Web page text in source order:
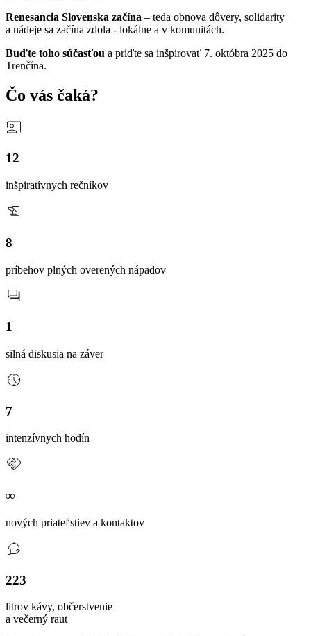
Renesancia Slovenska začína – teda obnova dôvery, solidarity
a nádeje sa začína zdola - lokálne a v komunitách.
Buďte toho súčasťou a príďte sa inšpirovať 7. októbra 2025 do
Trenčína.
Čo vás čaká?
12
inšpiratívnych rečníkov
8
príbehov plných overených nápadov
1
silná diskusia na záver
7
intenzívnych hodín
∞
nových priateľstiev a kontaktov
223
litrov kávy, občerstvenie
a večerný raut